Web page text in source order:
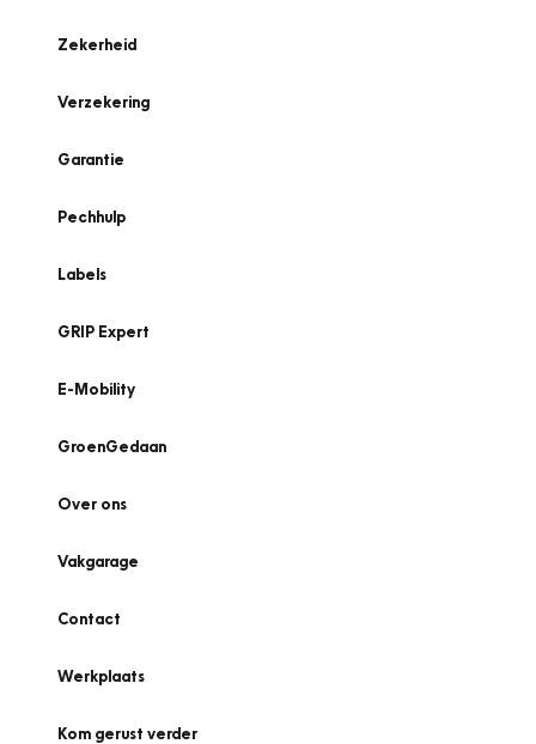
Zekerheid
Verzekering
Garantie
Pechhulp
Labels
GRIP Expert
E-Mobility
GroenGedaan
Over ons
Vakgarage
Contact
Werkplaats
Kom gerust verder